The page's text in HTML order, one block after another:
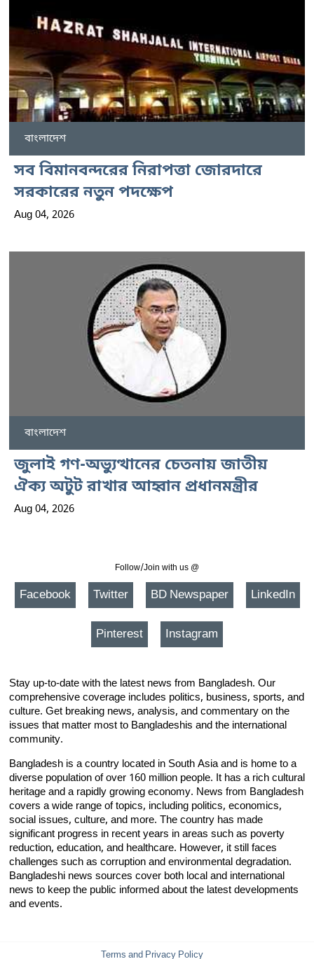
বাংলাদেশ
সব বিমানবন্দরের নিরাপত্তা জোরদারে
সরকারের নতুন পদক্ষেপ
Aug 04, 2026
বাংলাদেশ
জুলাই গণ-অভ্যুত্থানের চেতনায় জাতীয়
ঐক্য অটুট রাখার আহ্বান প্রধানমন্ত্রীর
Aug 04, 2026
Follow/Join with us @
Facebook Twitter BD Newspaper LinkedIn
Pinterest Instagram
Stay up-to-date with the latest news from Bangladesh. Our
comprehensive coverage includes politics, business, sports, and
culture. Get breaking news, analysis, and commentary on the
issues that matter most to Bangladeshis and the international
community.
Bangladesh is a country located in South Asia and is home to a
diverse population of over 160 million people. It has a rich cultural
heritage and a rapidly growing economy. News from Bangladesh
covers a wide range of topics, including politics, economics,
social issues, culture, and more. The country has made
significant progress in recent years in areas such as poverty
reduction, education, and healthcare. However, it still faces
challenges such as corruption and environmental degradation.
Bangladeshi news sources cover both local and international
news to keep the public informed about the latest developments
and events.
Terms and Privacy Policy